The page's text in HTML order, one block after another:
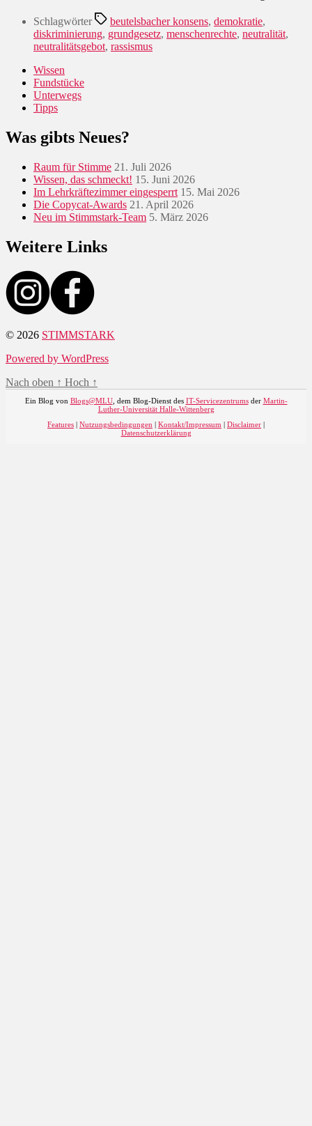
Schlagwörter beutelsbacher konsens, demokratie,
diskriminierung, grundgesetz, menschenrechte, neutralität,
neutralitätsgebot, rassismus
Wissen
Fundstücke
Unterwegs
Tipps
Was gibts Neues?
Raum für Stimme 21. Juli 2026
Wissen, das schmeckt! 15. Juni 2026
Im Lehrkräftezimmer eingesperrt 15. Mai 2026
Die Copycat-Awards 21. April 2026
Neu im Stimmstark-Team 5. März 2026
Weitere Links
© 2026 STIMMSTARK
Powered by WordPress
Nach oben ↑ Hoch ↑
Ein Blog von Blogs@MLU, dem Blog-Dienst des IT-Servicezentrumsder Martin-
Luther-Universität Halle-Wittenberg
Features | Nutzungsbedingungen | Kontakt/Impressum | Disclaimer |
Datenschutzerklärung